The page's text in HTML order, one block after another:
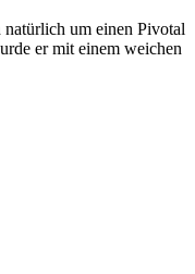
natürlich um einen Pivotal
er mit einem weichen